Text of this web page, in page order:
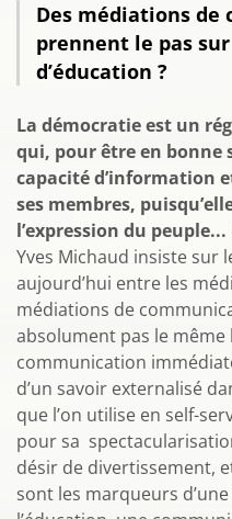
Des médiations
prennent le pas
d’éducation ?
La démocratie est un
qui, pour être en bonne
capacité d’information
ses membres,
l’expression du peuple...
Yves Michaud insiste sur
aujourd’hui entre les
médiations de
absolument pas le même
communication
d’un savoir externalisé
que l’on utilise en self-
pour sa
désir de divertissement,
sont les marqueurs